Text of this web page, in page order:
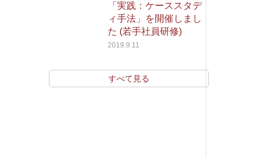
「実践：ケーススタデ
ィ手法」を開催しまし
た (若手社員研修)
2019.9.11
すべて見る